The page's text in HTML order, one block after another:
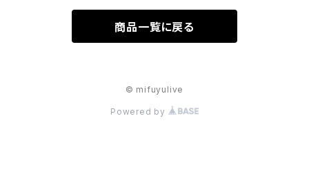
商品一覧に戻る
© mifuyulive
Powered by